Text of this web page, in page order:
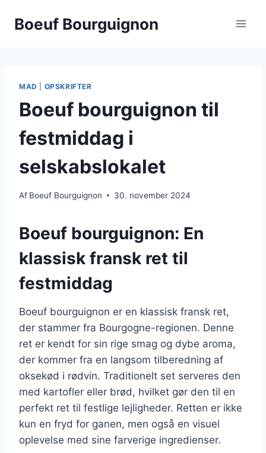
Boeuf Bourguignon
MAD OPSKRIFTER
Boeuf bourguignon til
festmiddag i
selskabslokalet
Af Boeuf Bourguignon 30. november 2024
Boeuf bourguignon: En
klassisk fransk ret til
festmiddag
Boeuf bourguignon er en klassisk fransk ret,
der stammer fra Bourgogne-regionen. Denne
ret er kendt for sin rige smag og dybe aroma,
der kommer fra en langsom tilberedning af
oksekød i rødvin. Traditionelt set serveres den
med kartofler eller brød, hvilket gør den til en
perfekt ret til festlige lejligheder. Retten er ikke
kun en fryd for ganen, men også en visuel
oplevelse med sine farverige ingredienser.